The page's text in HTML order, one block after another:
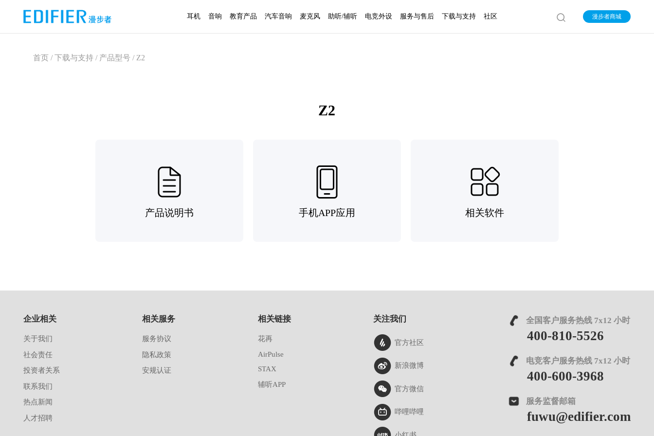
耳机 音响 教育产品 汽车音响 麦克风 助听/辅听 电竞外设 服务与售后 下载与支持 社区 漫步者商城
首页 / 下载与支持 / 产品型号 / Z2
Z2
产品说明书 手机APP应用 相关软件
企业相关
关于我们
社会责任
投资者关系
联系我们
热点新闻
人才招聘
相关服务
服务协议
隐私政策
安规认证
相关链接
花再
AirPulse
STAX
辅听APP
关注我们
官方社区
新浪微博
官方微信
哔哩哔哩
全国客户服务热线 7x12 小时
400-810-5526
电竞客户服务热线 7x12 小时
400-600-3968
服务监督邮箱
fuwu@edifier.com